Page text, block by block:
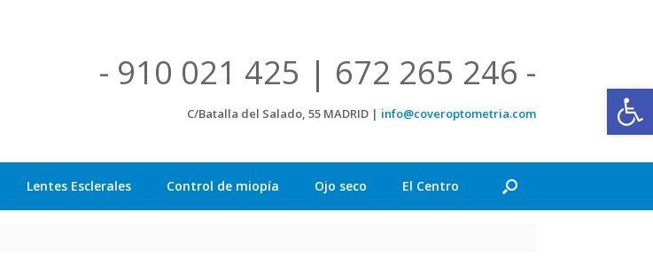
- 910 021 425 | 672 265 246 -
C/Batalla del Salado, 55 MADRID | info@coveroptometria.com
Lentes Esclerales Control de miopía Ojo seco El Centro